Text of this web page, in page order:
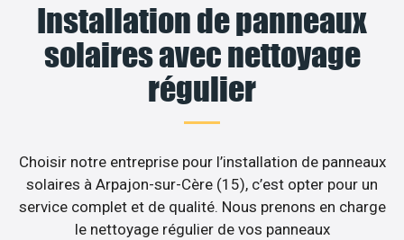
Installation de panneaux
solaires avec nettoyage
régulier
Choisir notre entreprise pour l’installation de panneaux
solaires à Arpajon-sur-Cère (15), c’est opter pour un
service complet et de qualité. Nous prenons en charge
le nettoyage régulier de vos panneaux